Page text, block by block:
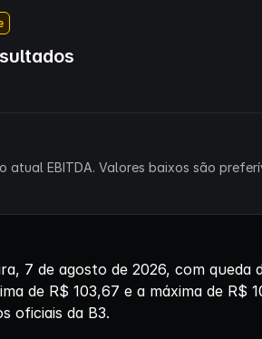
EBITDA. Valores baixos são
7 de agosto de 2026, com queda
de R$ 103,67 e a máxima de R$
oficiais da B3.